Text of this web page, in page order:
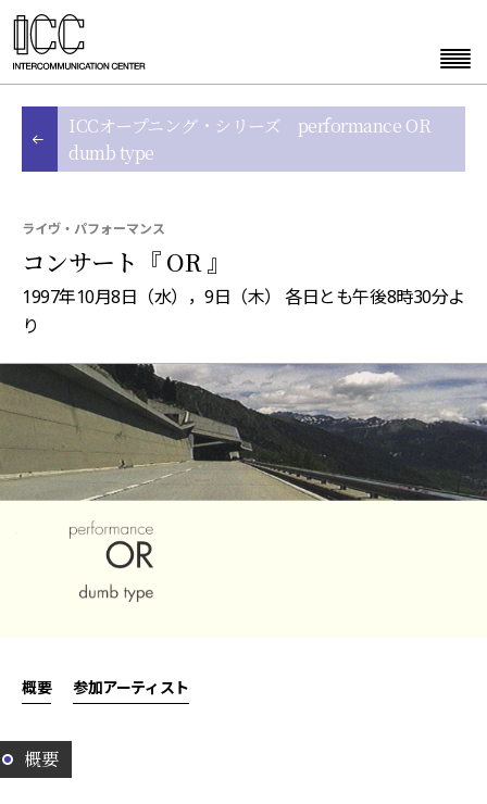
ICCオープニング・シリーズ performance OR
dumb type
ライヴ・パフォーマンス
コンサート『 OR 』
1997年10月8日（水），9日（木） 各日とも午後8時30分よ
り
概要 参加アーティスト
概要